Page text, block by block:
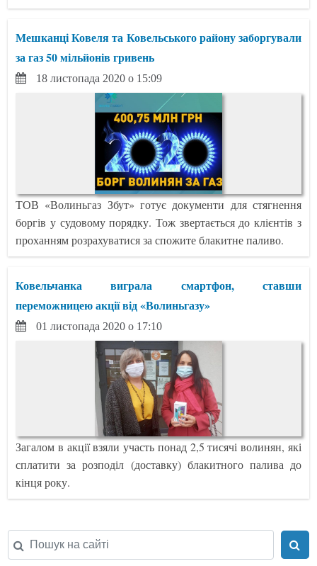
Мешканці Ковеля та Ковельського району заборгували
за газ 50 мільйонів гривень
18 листопада 2020 о 15:09
ТОВ «Волиньгаз Збут» готує документи для стягнення
боргів у судовому порядку. Тож звертається до клієнтів з
проханням розрахуватися за спожите блакитне паливо.
Ковельчанка виграла смартфон, ставши
переможницею акції від «Волиньгазу»
01 листопада 2020 о 17:10
Загалом в акції взяли участь понад 2,5 тисячі волинян, які
сплатити за розподіл (доставку) блакитного палива до
кінця року.